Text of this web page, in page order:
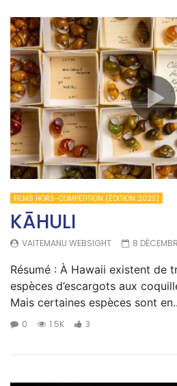
FILMS HORS-COMPETITION (ÉDITION 2023)
KĀHULI
VAITEMANU WEBSIGHT 8
Résumé : À Hawaii existent de
espèces d’escargots aux
Mais certaines espèces sont
0 1.5K 3